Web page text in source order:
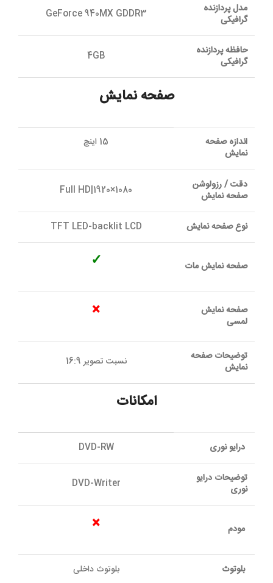
مدل پردازنده
گرافیکی GeForce 940MX GDDR3
حافظه پردازنده
گرافیکی 4GB
صفحه نمایش
اندازه صفحه
نمایش
15 اینچ
دقت / رزولوشن
صفحه نمایش Full HD|1920×1080
نوع صفحه نمایش TFT LED-backlit LCD
صفحه نمایش مات ✓
صفحه نمایش
لمسی
×
توضیحات صفحه
نمایش نسبت تصویر 16:9
امکانات
درایو نوری DVD-RW
توضیحات درایو
نوری DVD-Writer
مودم ×
بلوتوث بلوتوث داخلی